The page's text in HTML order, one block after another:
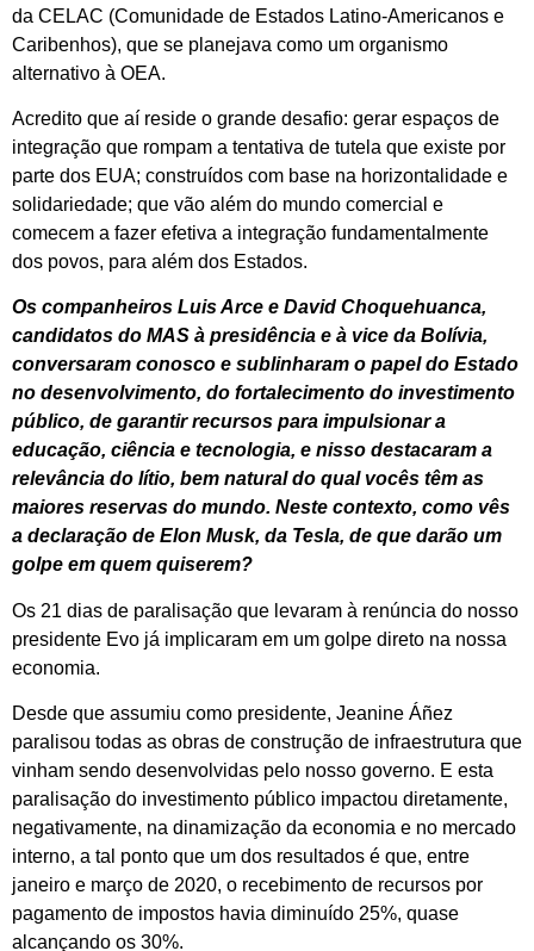
da CELAC (Comunidade de Estados Latino-Americanos e
Caribenhos), que se planejava como um organismo
alternativo à OEA.
Acredito que aí reside o grande desafio: gerar espaços de
integração que rompam a tentativa de tutela que existe por
parte dos EUA; construídos com base na horizontalidade e
solidariedade; que vão além do mundo comercial e
comecem a fazer efetiva a integração fundamentalmente
dos povos, para além dos Estados.
Os companheiros Luis Arce e David Choquehuanca,
candidatos do MAS à presidência e à vice da Bolívia,
conversaram conosco e sublinharam o papel do Estado
no desenvolvimento, do fortalecimento do investimento
público, de garantir recursos para impulsionar a
educação, ciência e tecnologia, e nisso destacaram a
relevância do lítio, bem natural do qual vocês têm as
maiores reservas do mundo. Neste contexto, como vês
a declaração de Elon Musk, da Tesla, de que darão um
golpe em quem quiserem?
Os 21 dias de paralisação que levaram à renúncia do nosso
presidente Evo já implicaram em um golpe direto na nossa
economia.
Desde que assumiu como presidente, Jeanine Áñez
paralisou todas as obras de construção de infraestrutura que
vinham sendo desenvolvidas pelo nosso governo. E esta
paralisação do investimento público impactou diretamente,
negativamente, na dinamização da economia e no mercado
interno, a tal ponto que um dos resultados é que, entre
janeiro e março de 2020, o recebimento de recursos por
pagamento de impostos havia diminuído 25%, quase
alcançando os 30%.